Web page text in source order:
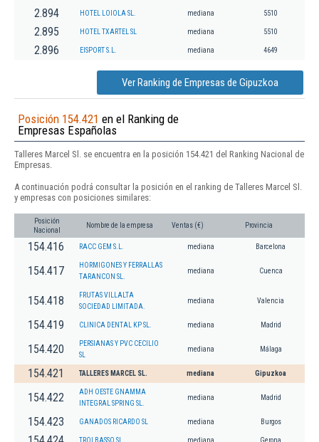
2.894 HOTEL LOIOLA SL. mediana 5510
2.895 HOTEL TXARTEL SL mediana 5510
2.896 EISPORT S.L. mediana 4649
Ver Ranking de Empresas de Gipuzkoa
Posición 154.421 en el Ranking de
Empresas Españolas
Talleres Marcel Sl. se encuentra en la posición 154.421 del Ranking Nacional de
Empresas.
A continuación podrá consultar la posición en el ranking de Talleres Marcel Sl.
y empresas con posiciones similares:
Posición
Nacional
Nombre de la empresa Ventas (€) Provincia
154.416 RACC GEM S.L. mediana Barcelona
154.417
HORMIGONES Y FERRALLAS
TARANCON SL.
mediana Cuenca
154.418
FRUTAS VILLALTA
SOCIEDAD LIMITADA.
mediana Valencia
154.419 CLINICA DENTAL KP SL. mediana Madrid
154.420
PERSIANAS Y PVC CECILIO
SL
mediana Málaga
154.421 TALLERES MARCEL SL. mediana Gipuzkoa
154.422
ADH OESTE GNAMMA
INTEGRAL SPRING SL.
mediana Madrid
154.423 GANADOS RICARDO SL mediana Burgos
TROI BASSO SL mediana Gerona